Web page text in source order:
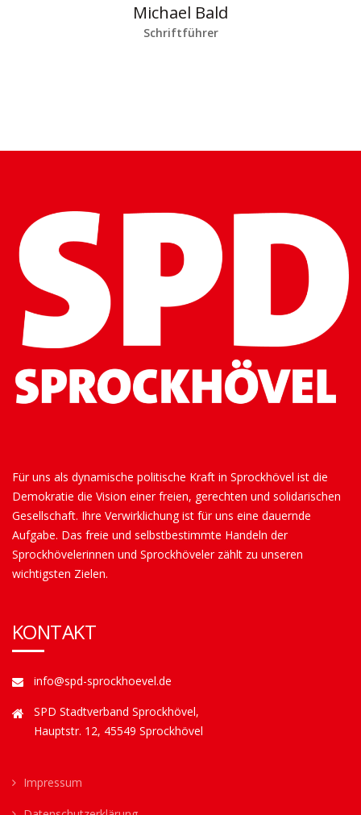
Michael Bald
Schriftführer
Für uns als dynamische politische Kraft in Sprockhövel ist die
Demokratie die Vision einer freien, gerechten und solidarischen
Gesellschaft. Ihre Verwirklichung ist für uns eine dauernde
Aufgabe. Das freie und selbstbestimmte Handeln der
Sprockhövelerinnen und Sprockhöveler zählt zu unseren
wichtigsten Zielen.
KONTAKT
info@spd-sprockhoevel.de
SPD Stadtverband Sprockhövel,
Hauptstr. 12, 45549 Sprockhövel
Impressum